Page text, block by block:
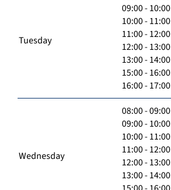
Tuesday
09:00 - 10:00
10:00 - 11:00
11:00 - 12:00
12:00 - 13:00
13:00 - 14:00
15:00 - 16:00
16:00 - 17:00
Wednesday
08:00 - 09:00
09:00 - 10:00
10:00 - 11:00
11:00 - 12:00
12:00 - 13:00
13:00 - 14:00